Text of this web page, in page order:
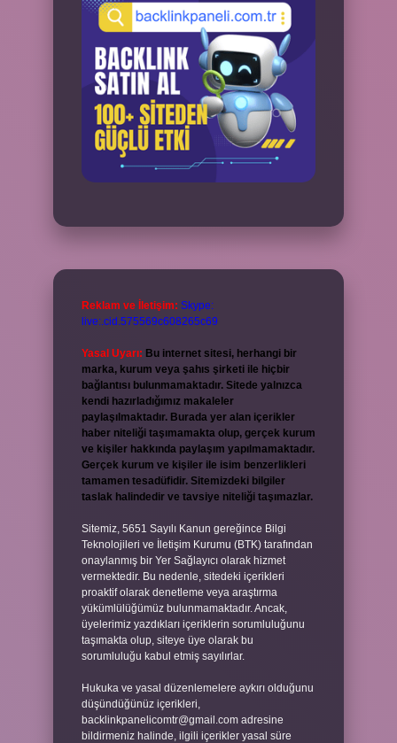
Reklam ve İletişim: Skype:
live:.cid.575569c608265c69
Yasal Uyarı: Bu internet sitesi, herhangi bir
marka, kurum veya şahıs şirketi ile hiçbir
bağlantısı bulunmamaktadır. Sitede yalnızca
kendi hazırladığımız makaleler
paylaşılmaktadır. Burada yer alan içerikler
haber niteliği taşımamakta olup, gerçek kurum
ve kişiler hakkında paylaşım yapılmamaktadır.
Gerçek kurum ve kişiler ile isim benzerlikleri
tamamen tesadüfidir. Sitemizdeki bilgiler
taslak halindedir ve tavsiye niteliği taşımazlar.
Sitemiz, 5651 Sayılı Kanun gereğince Bilgi
Teknolojileri ve İletişim Kurumu (BTK) tarafından
onaylanmış bir Yer Sağlayıcı olarak hizmet
vermektedir. Bu nedenle, sitedeki içerikleri
proaktif olarak denetleme veya araştırma
yükümlülüğümüz bulunmamaktadır. Ancak,
üyelerimiz yazdıkları içeriklerin sorumluluğunu
taşımakta olup, siteye üye olarak bu
sorumluluğu kabul etmiş sayılırlar.
Hukuka ve yasal düzenlemelere aykırı olduğunu
düşündüğünüz içerikleri,
backlinkpanelicomtr@gmail.com adresine
bildirmeniz halinde, ilgili içerikler yasal süre